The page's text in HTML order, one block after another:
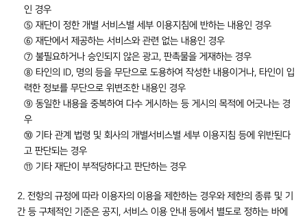
인 경우
⑤ 재단이 정한 개별 서비스별 세부 이용지침에 반하는 내용인 경우
⑥ 재단에서 제공하는 서비스와 관련 없는 내용인 경우
⑦ 불필요하거나 승인되지 않은 광고, 판촉물을 게재하는 경우
⑧ 타인의 ID, 명의 등을 무단으로 도용하여 작성한 내용이거나, 타인이 입
력한 정보를 무단으로 위변조한 내용인 경우
⑨ 동일한 내용을 중복하여 다수 게시하는 등 게시의 목적에 어긋나는 경
우
⑩ 기타 관계 법령 및 회사의 개별서비스별 세부 이용지침 등에 위반된다
고 판단되는 경우
⑪ 기타 재단이 부적당하다고 판단하는 경우
2. 전항의 규정에 따라 이용자의 이용을 제한하는 경우와 제한의 종류 및 기
간 등 구체적인 기준은 공지, 서비스 이용 안내 등에서 별도로 정하는 바에